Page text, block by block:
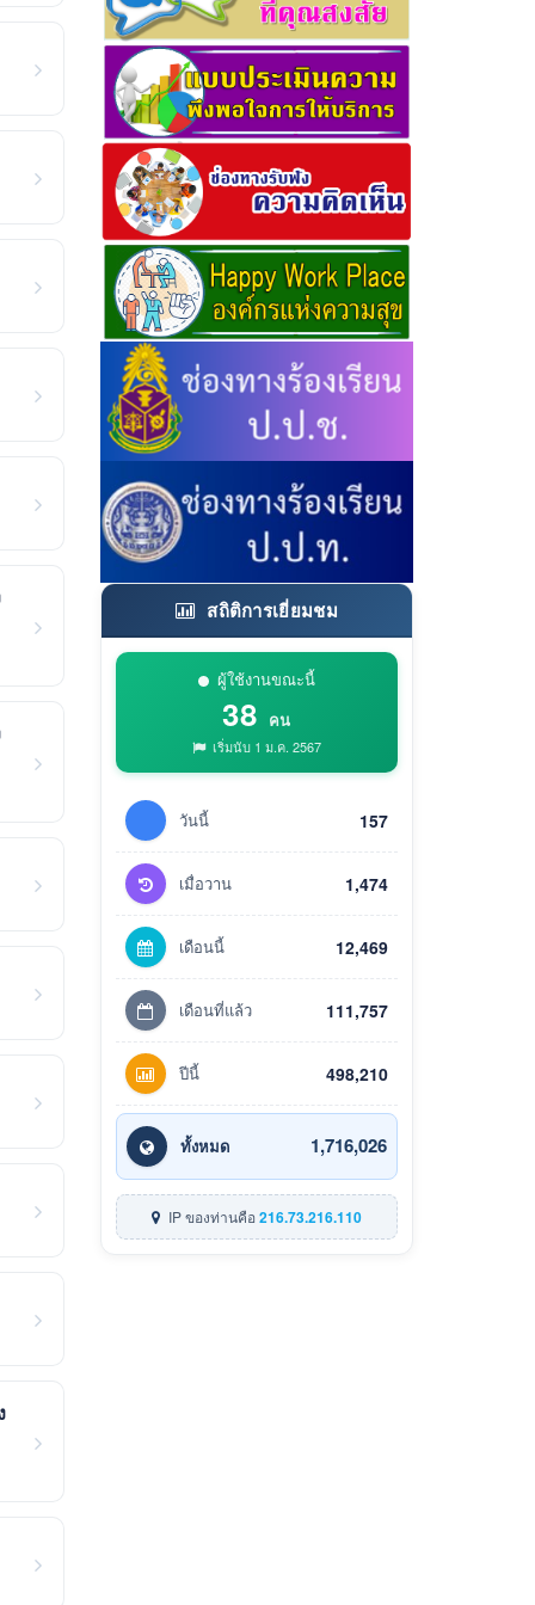
สถิติการเยี่ยมชม
ผู้ใช้งานขณะนี้
38 คน
เริ่มนับ 1 ม.ค. 2567
วันนี้ 157
เมื่อวาน 1,474
เดือนนี้ 12,469
เดือนที่แล้ว 111,757
ปีนี้ 498,210
ทั้งหมด 1,716,026
IP ของท่านคือ216.73.216.110